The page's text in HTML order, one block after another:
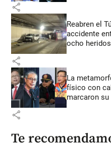
share
Reabren el
accidente
ocho heridos
share
La
físico con
marcaron
share
Te